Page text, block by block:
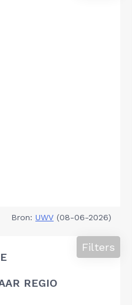
Bron: UWV (08-06-2026)
REGIO
Filters